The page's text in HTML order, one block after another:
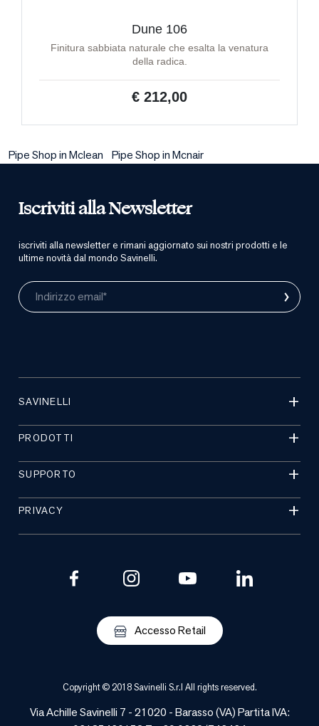
Dune 106
Finitura sabbiata naturale che esalta la venatura
della radica.
€ 212,00
Pipe Shop in Mclean Pipe Shop in Mcnair
Iscriviti alla Newsletter
iscriviti alla newsletter e rimani aggiornato sui nostri prodotti e le
ultime novità dal mondo Savinelli.
Indirizzo email* ›
SAVINELLI
PRODOTTI
SUPPORTO
PRIVACY
Accesso Retail
Copyright © 2018 Savinelli S.r.l All rights reserved.
Via Achille Savinelli 7 - 21020 -Barasso(VA) Partita IVA: